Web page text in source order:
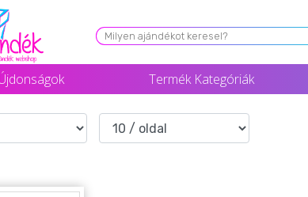
Termék Kategóriák